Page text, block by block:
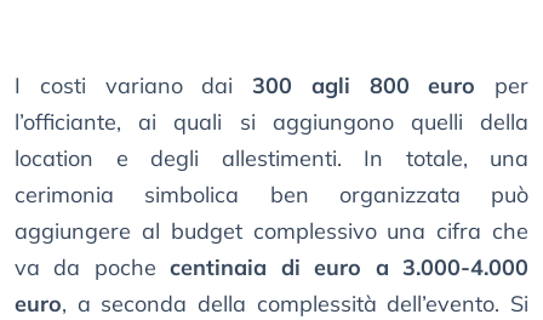
I costi variano dai 300 agli 800 euro per
l’officiante, ai quali si aggiungono quelli della
location e degli allestimenti. In totale, una
cerimonia simbolica ben organizzata può
aggiungere al budget complessivo una cifra che
va da pochecentinaia di euro a 3.000-4.000
euro, a seconda della complessità dell’evento. Si